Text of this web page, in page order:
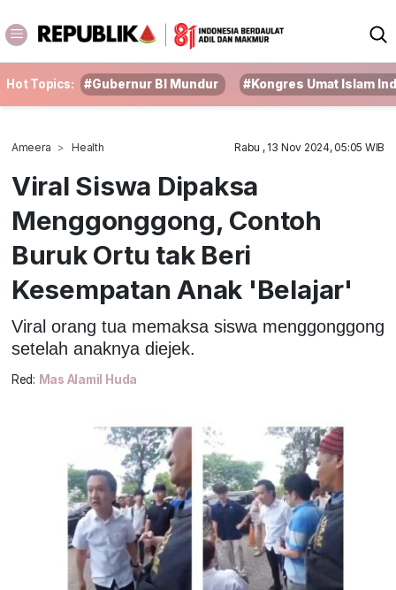
Hot Topics: #Gubernur BI Mundur #Kongres Umat Islam
Ameera Health Rabu , 13 Nov 2024, 05:05 WIB
Viral Siswa Dipaksa
Menggonggong, Contoh
Buruk Ortu tak Beri
Kesempatan Anak 'Belajar'
Viral orang tua memaksa siswa menggonggong
setelah anaknya diejek.
Red: Mas Alamil Huda